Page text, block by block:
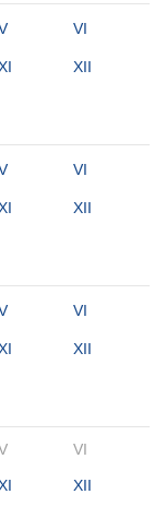
VI
XII
VI
XII
VI
XII
VI
XII